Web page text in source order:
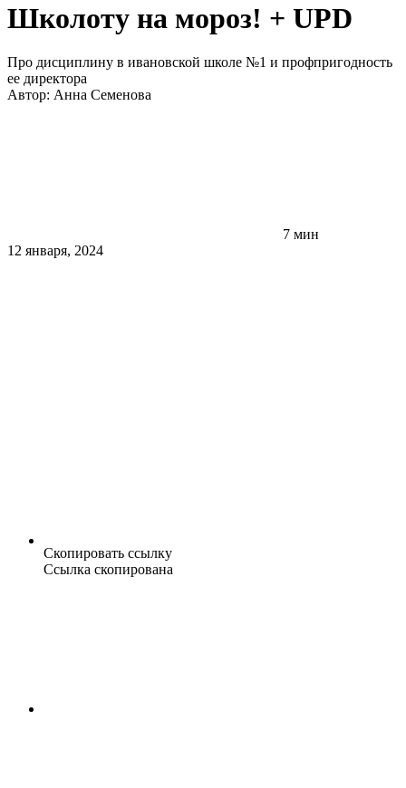
Школоту на мороз! + UPD
Про дисциплину в ивановской школе №1 и профпригодность
ее директора
Автор: Анна Семенова
7 мин
12 января, 2024
Скопировать ссылку
Ссылка скопирована